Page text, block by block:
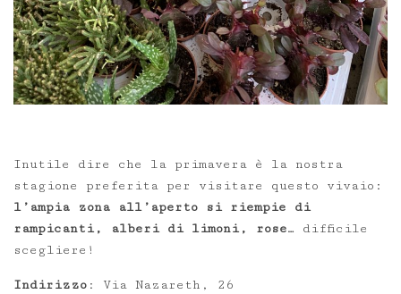
Inutile dire che la primavera è la nostra
stagione preferita per visitare questo vivaio:
l’ampia zona all’aperto si riempie di
rampicanti, alberi di limoni, rose… difficile
scegliere!
Indirizzo : Via Nazareth, 26